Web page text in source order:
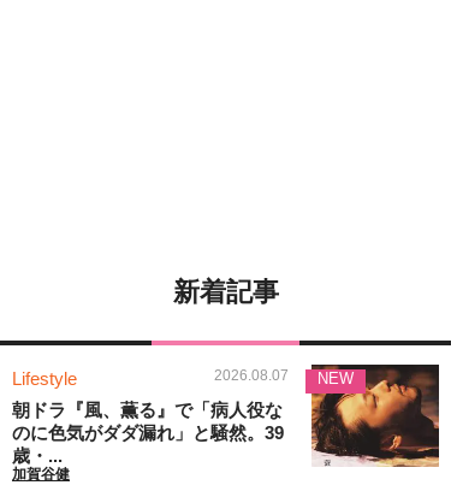
新着記事
Lifestyle 2026.08.07
朝ドラ『風、薫る』で「病人役な
のに色気がダダ漏れ」と騒然。39
歳・...
加賀谷健
NEW